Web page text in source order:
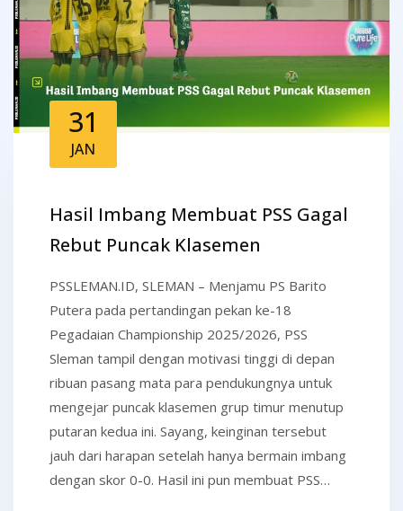
31
JAN
Hasil Imbang Membuat PSS Gagal
Rebut Puncak Klasemen
PSSLEMAN.ID, SLEMAN – Menjamu PS Barito
Putera pada pertandingan pekan ke-18
Pegadaian Championship 2025/2026, PSS
Sleman tampil dengan motivasi tinggi di depan
ribuan pasang mata para pendukungnya untuk
mengejar puncak klasemen grup timur menutup
putaran kedua ini. Sayang, keinginan tersebut
jauh dari harapan setelah hanya bermain imbang
dengan skor 0-0. Hasil ini pun membuat PSS…